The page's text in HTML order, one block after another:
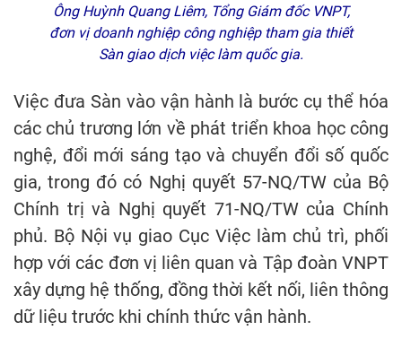
Ông Huỳnh Quang Liêm, Tổng Giám đốc VNPT,
đơn vị doanh nghiệp công nghiệp tham gia thiết
Sàn giao dịch việc làm quốc gia.
Việc đưa Sàn vào vận hành là bước cụ thể hóa
các chủ trương lớn về phát triển khoa học công
nghệ, đổi mới sáng tạo và chuyển đổi số quốc
gia, trong đó có Nghị quyết 57-NQ/TW của Bộ
Chính trị và Nghị quyết 71-NQ/TW của Chính
phủ. Bộ Nội vụ giao Cục Việc làm chủ trì, phối
hợp với các đơn vị liên quan và Tập đoàn VNPT
xây dựng hệ thống, đồng thời kết nối, liên thông
dữ liệu trước khi chính thức vận hành.